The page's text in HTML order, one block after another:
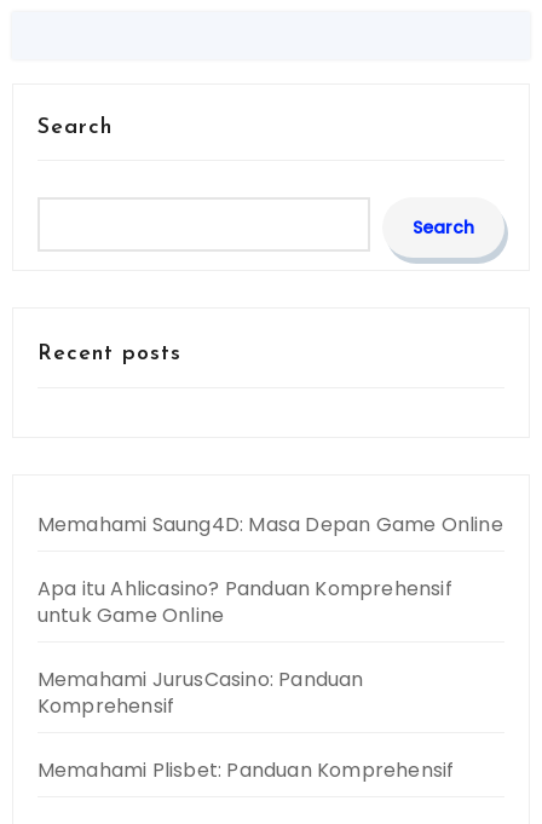
Search
Search
Recent posts
Memahami Saung4D: Masa Depan Game Online
Apa itu Ahlicasino? Panduan Komprehensif
untuk Game Online
Memahami JurusCasino: Panduan
Komprehensif
Memahami Plisbet: Panduan Komprehensif